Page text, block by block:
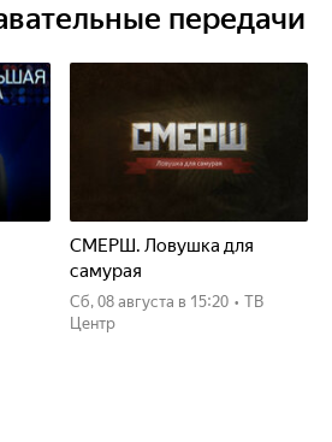
передачи
СМЕРШ. Ловушка для
самурая
сб, 08 августа в 15:20 • ТВ
Центр